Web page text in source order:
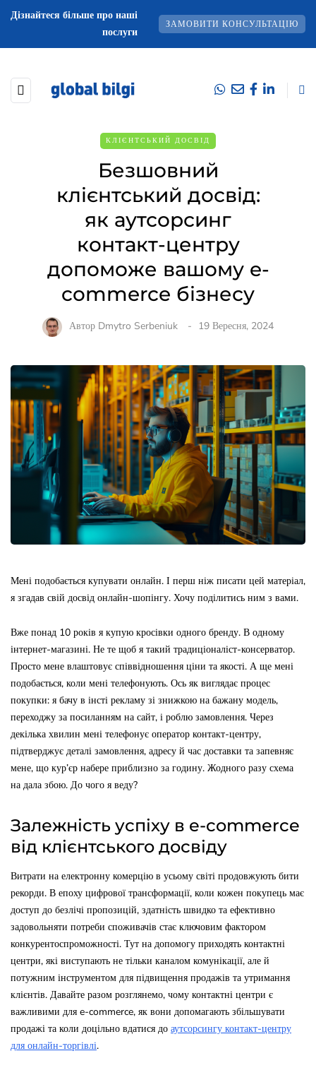
Дізнайтеся більше про наші
послуги
ЗАМОВИТИ КОНСУЛЬТАЦІЮ
КЛІЄНТСЬКИЙ ДОСВІД
Безшовний
клієнтський досвід:
як аутсорсинг
контакт-центру
допоможе вашому e-
commerce бізнесу
Автор Dmytro Serbeniuk 19 Вересня, 2024
Мені подобається купувати онлайн. І перш ніж писати цей матеріал,
я згадав свій досвід онлайн-шопінгу. Хочу поділитись ним з вами.
Вже понад 10 років я купую кросівки одного бренду. В одному
інтернет-магазині. Не те щоб я такий традиціоналіст-консерватор.
Просто мене влаштовує співвідношення ціни та якості. А ще мені
подобається, коли мені телефонують. Ось як виглядає процес
покупки: я бачу в інсті рекламу зі знижкою на бажану модель,
переходжу за посиланням на сайт, і роблю замовлення. Через
декілька хвилин мені телефонує оператор контакт-центру,
підтверджує деталі замовлення, адресу й час доставки та запевняє
мене, що кур’єр набере приблизно за годину. Жодного разу схема
на дала збою. До чого я веду?
Залежність успіху в e-commerce
від клієнтського досвіду
Витрати на електронну комерцію в усьому світі продовжують бити
рекорди. В епоху цифрової трансформації, коли кожен покупець має
доступ до безлічі пропозицій, здатність швидко та ефективно
задовольняти потреби споживачів стає ключовим фактором
конкурентоспроможності. Тут на допомогу приходять контактні
центри, які виступають не тільки каналом комунікації, але й
потужним інструментом для підвищення продажів та утримання
клієнтів. Давайте разом розглянемо, чому контактні центри є
важливими для e-commerce, як вони допомагають збільшувати
продажі та коли доцільно вдатися до аутсорсингу контакт-центру
для онлайн-торгівлі.